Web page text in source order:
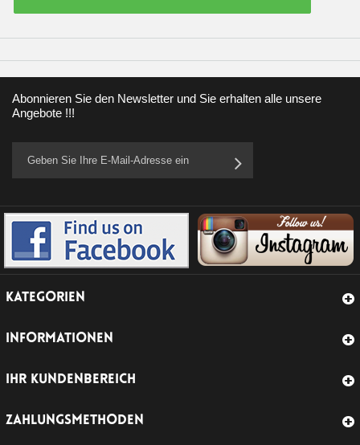
Abonnieren Sie den Newsletter und Sie erhalten alle unsere
Angebote !!!
KATEGORIEN
INFORMATIONEN
IHR KUNDENBEREICH
ZAHLUNGSMETHODEN